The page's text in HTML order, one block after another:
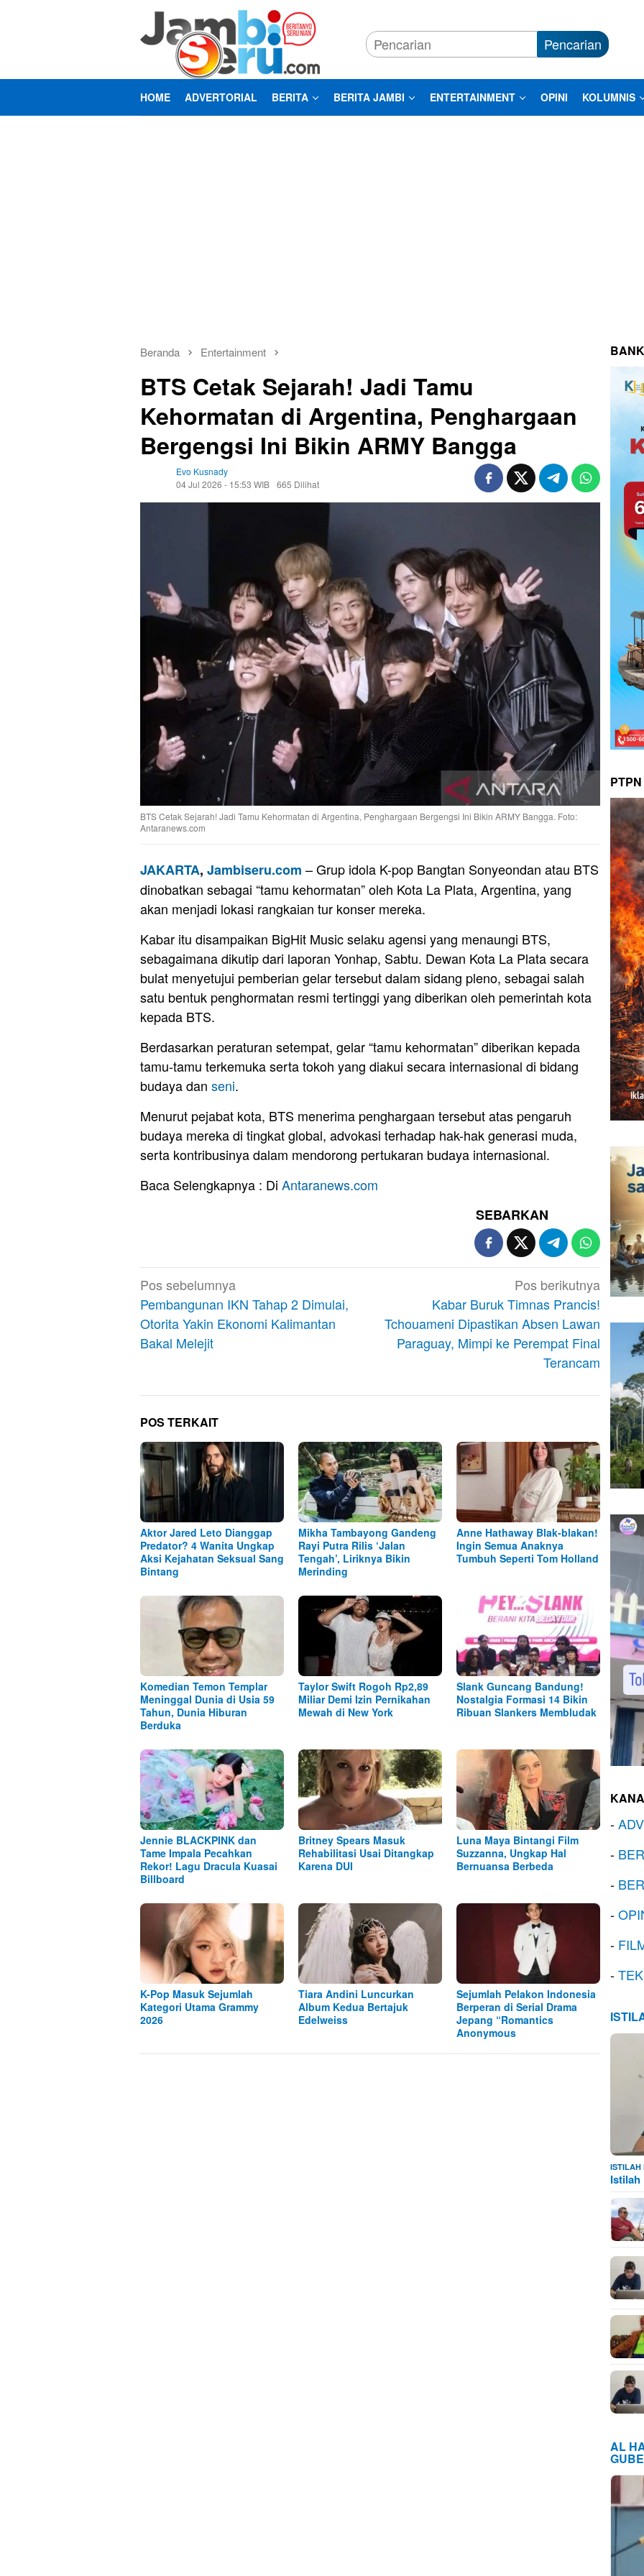
Pencarian
HOME ADVERTORIAL BERITA BERITA JAMBI ENTERTAINMENT OPINI KOLUMNIS
Beranda Entertainment
BTS Cetak Sejarah! Jadi Tamu
Kehormatan di Argentina, Penghargaan
Bergengsi Ini Bikin ARMY Bangga
Evo Kusnady
04 Jul 2026 - 15:53 WIB 665 Dilihat
BTS Cetak Sejarah! Jadi Tamu Kehormatan di Argentina, Penghargaan Bergengsi Ini Bikin ARMY Bangga. Foto:
Antaranews.com
JAKARTA, Jambiseru.com – Grup idola K-pop Bangtan Sonyeondan atau BTS
dinobatkan sebagai “tamu kehormatan” oleh Kota La Plata, Argentina, yang
akan menjadi lokasi rangkaian tur konser mereka.
Kabar itu disampaikan BigHit Music selaku agensi yang menaungi BTS,
sebagaimana dikutip dari laporan Yonhap, Sabtu. Dewan Kota La Plata secara
bulat menyetujui pemberian gelar tersebut dalam sidang pleno, sebagai salah
satu bentuk penghormatan resmi tertinggi yang diberikan oleh pemerintah kota
kepada BTS.
Berdasarkan peraturan setempat, gelar “tamu kehormatan” diberikan kepada
tamu-tamu terkemuka serta tokoh yang diakui secara internasional di bidang
budaya dan seni.
Menurut pejabat kota, BTS menerima penghargaan tersebut atas pengaruh
budaya mereka di tingkat global, advokasi terhadap hak-hak generasi muda,
serta kontribusinya dalam mendorong pertukaran budaya internasional.
Baca Selengkapnya : Di Antaranews.com
SEBARKAN
Navigasi
pos
Pos sebelumnya
Pembangunan IKN Tahap 2 Dimulai,
Otorita Yakin Ekonomi Kalimantan
Bakal Melejit
Pos berikutnya
Kabar Buruk Timnas Prancis!
Tchouameni Dipastikan Absen Lawan
Paraguay, Mimpi ke Perempat Final
Terancam
POS TERKAIT
Aktor Jared Leto Dianggap
Predator? 4 Wanita Ungkap
Aksi Kejahatan Seksual Sang
Bintang
Mikha Tambayong Gandeng
Rayi Putra Rilis ‘Jalan
Tengah’, Liriknya Bikin
Merinding
Anne Hathaway Blak-blakan!
Ingin Semua Anaknya
Tumbuh Seperti Tom Holland
Komedian Temon Templar
Meninggal Dunia di Usia 59
Tahun, Dunia Hiburan
Berduka
Taylor Swift Rogoh Rp2,89
Miliar Demi Izin Pernikahan
Mewah di New York
Slank Guncang Bandung!
Nostalgia Formasi 14 Bikin
Ribuan Slankers Membludak
Jennie BLACKPINK dan
Tame Impala Pecahkan
Rekor! Lagu Dracula Kuasai
Billboard
Britney Spears Masuk
Rehabilitasi Usai Ditangkap
Karena DUI
Luna Maya Bintangi Film
Suzzanna, Ungkap Hal
Bernuansa Berbeda
K-Pop Masuk Sejumlah
Kategori Utama Grammy
2026
Tiara Andini Luncurkan
Album Kedua Bertajuk
Edelweiss
Sejumlah Pelakon Indonesia
Berperan di Serial Drama
Jepang “Romantics
Anonymous
-
-
-
-
-
-
ISTILAH
Istilah
AL